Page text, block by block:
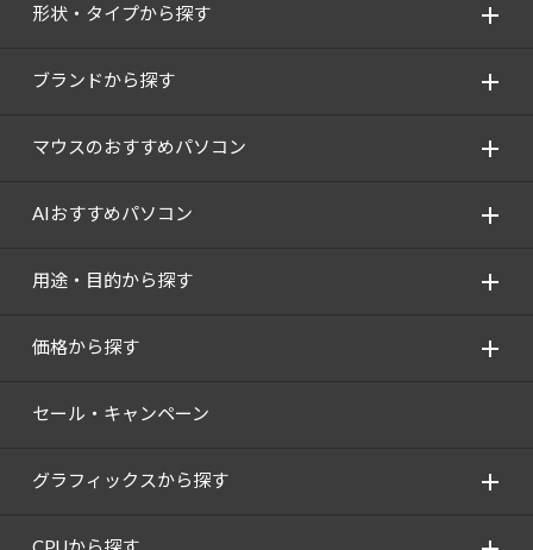
形状・タイプから探す
ブランドから探す
マウスのおすすめパソコン
AIおすすめパソコン
用途・目的から探す
価格から探す
セール・キャンペーン
グラフィックスから探す